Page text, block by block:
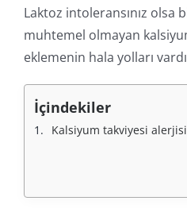
Laktoz intoleransınız olsa
muhtemel olmayan
eklemenin hala yolları
İçindekiler
Kalsiyum takviyesi